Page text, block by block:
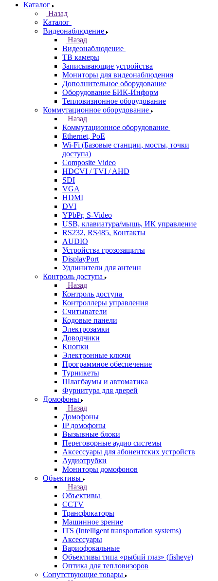
Каталог
Назад
Каталог
Видеонаблюдение
Назад
Видеонаблюдение
ТВ камеры
Записывающие устройства
Мониторы для видеонаблюдения
Дополнительное оборудование
Оборудование БИК-Информ
Тепловизионное оборудование
Коммутационное оборудование
Назад
Коммутационное оборудование
Ethernet, PoE
Wi-Fi (Базовые станции, мосты, точки
доступа)
Composite Video
HDCVI / TVI / AHD
SDI
VGA
HDMI
DVI
YPbPr, S-Video
USB, клавиатура/мышь, ИК управление
RS232, RS485, Контакты
AUDIO
Устройства грозозащиты
DisplayPort
Удлинители для антенн
Контроль доступа
Назад
Контроль доступа
Контроллеры управления
Считыватели
Кодовые панели
Электрозамки
Доводчики
Кнопки
Электронные ключи
Программное обеспечение
Турникеты
Шлагбаумы и автоматика
Фурнитура для дверей
Домофоны
Назад
Домофоны
IP домофоны
Вызывные блоки
Переговорные аудио системы
Аксессуары для абонентских устройств
Аудиотрубки
Мониторы домофонов
Объективы
Назад
Объективы
CCTV
Трансфокаторы
Машинное зрение
ITS (Intelligent transportation systems)
Аксессуары
Вариофокальные
Объективы типа «рыбий глаз» (fisheye)
Оптика для тепловизоров
Сопутствующие товары